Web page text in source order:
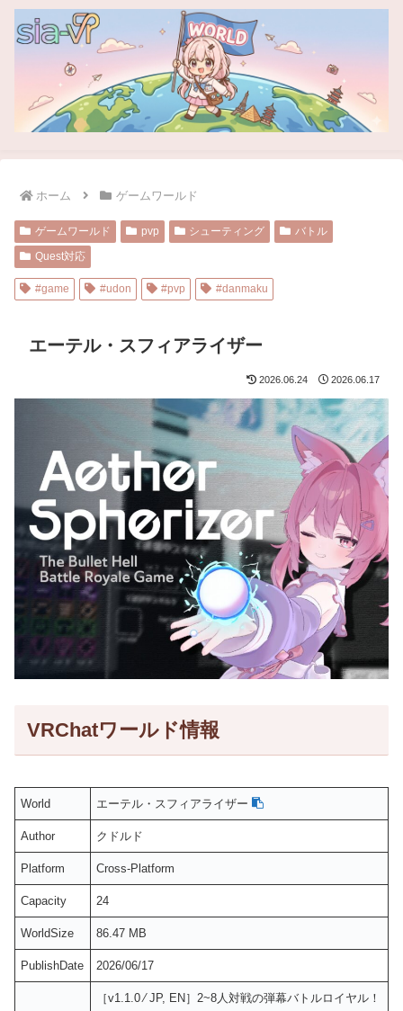
ホーム ゲームワールド
ゲームワールド pvp シューティング
バトル
Quest対応
#game #udon #pvp #danmaku
エーテル・スフィアライザー
2026.06.24 2026.06.17
VRChatワールド情報
World エーテル・スフィアライザー
Author クドルド
Platform Cross-Platform
Capacity 24
WorldSize 86.47 MB
PublishDate 2026/06/17
［v1.1.0 ⁄ JP, EN］2~8人対戦の弾幕バトルロイヤル！